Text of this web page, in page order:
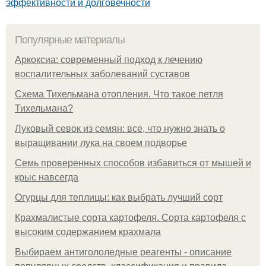
Популярные материалы
Аркоксиа: современный подход к лечению
воспалительных заболеваний суставов
Схема Тихельмана отопления. Что такое петля
Тихельмана?
Луковый севок из семян: все, что нужно знать о
выращивании лука на своем подворье
Семь проверенных способов избавиться от мышей и
крыс навсегда
Огурцы для теплицы: как выбрать лучший сорт
Крахмалистые сорта картофеля. Сорта картофеля с
высоким содержанием крахмала
Выбираем антигололедные реагенты - описание